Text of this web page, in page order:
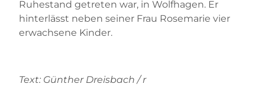
Ruhestand getreten war, in Wolfhagen. Er
hinterlässt neben seiner Frau Rosemarie vier
erwachsene Kinder.
Text: Günther Dreisbach / r